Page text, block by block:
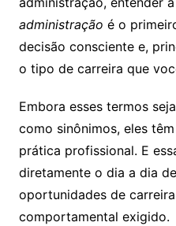
administração é o
decisão consciente e,
o tipo de carreira que
Embora esses termos
como sinônimos, eles
prática profissional. E
diretamente o dia a dia
oportunidades de
comportamental exigido.